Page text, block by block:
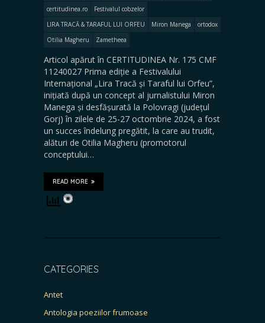
certitudinea.ro
Festivalul cobzelor
LIRA TRACĂ & TARAFUL LUI ORFEU
Miron Manega
ortodox
Otilia Magheru
Zametheea
Articol apărut în CERTITUDINEA Nr. 175 CMF
11240027 Prima ediție a Festivalului
Internațional „Lira Tracă și Taraful lui Orfeu”,
inițiată după un concept al jurnalistului Miron
Manega și desfășurată la Polovragi (județul
Gorj) în zilele de 25-27 octombrie 2024, a fost
un succes îndelung pregătit, la care au trudit,
alături de Otilia Magheru (promotorul
conceptului…
READ MORE
CATEGORIES
Antet
Antologia poeziilor frumoase